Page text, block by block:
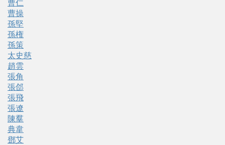
曹仁
曹操
孫堅
孫権
孫策
太史慈
趙雲
張角
張郃
張飛
張遼
陳羣
典韋
鄧艾